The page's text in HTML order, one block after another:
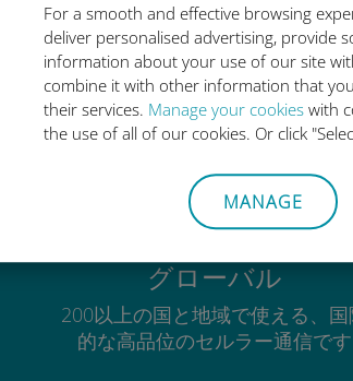
For a smooth and effective browsing
deliver personalised advertising, provide
information about your use of our site
combine it with other information that
their services. Manage your cookies with
the use of all of our cookies. Or click
MANAGE
Ubigi
グローバル
200以上の国と地域で使える、国
的な高品位のセルラー通信です